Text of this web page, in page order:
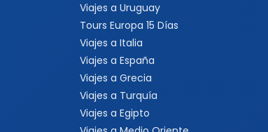
Viajes a Uruguay
Tours Europa 15 Días
Viajes a Italia
Viajes a España
Viajes a Grecia
Viajes a Turquía
Viajes a Egipto